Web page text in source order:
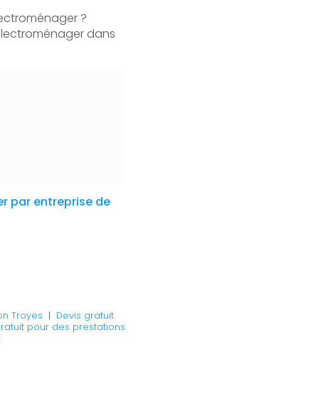
?
dans
par entreprise de
Troyes | Devis gratuit
pour des prestations